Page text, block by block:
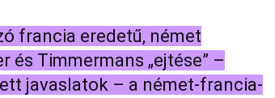
francia eredetű, német
és Timmermans „ejtése” –
javaslatok – a német-francia-